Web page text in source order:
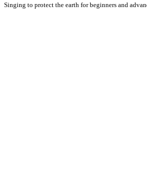
Singing to protect the earth for beginners and